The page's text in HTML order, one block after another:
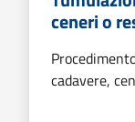
ceneri o
cadavere,